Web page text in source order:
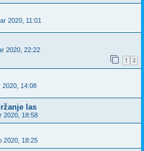
2020, 11:01
2020, 22:22
1 2
2020, 14:08
las
2020, 18:58
2020, 18:25